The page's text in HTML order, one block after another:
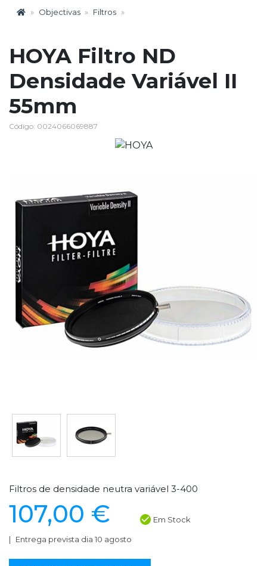
Objectivas Filtros
HOYA Filtro ND
Densidade Variável II
55mm
Código: 0024066069887
Filtros de densidade neutra variável 3-400
107,00 € Em Stock
Entrega prevista dia 10 agosto